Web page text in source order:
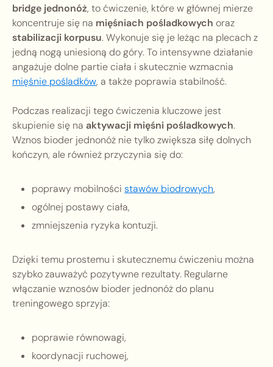
bridge jednonóż, to ćwiczenie, które w głównej mierze
koncentruje się na mięśniach pośladkowych oraz
stabilizacji korpusu. Wykonuje się je leżąc na plecach z
jedną nogą uniesioną do góry. To intensywne działanie
angażuje dolne partie ciała i skutecznie wzmacnia
mięśnie pośladków, a także poprawia stabilność.
Podczas realizacji tego ćwiczenia kluczowe jest
skupienie się na aktywacji mięśni pośladkowych.
Wznos bioder jednonóż nie tylko zwiększa siłę dolnych
kończyn, ale również przyczynia się do:
poprawy mobilności stawów biodrowych,
ogólnej postawy ciała,
zmniejszenia ryzyka kontuzji.
Dzięki temu prostemu i skutecznemu ćwiczeniu można
szybko zauważyć pozytywne rezultaty. Regularne
włączanie wznosów bioder jednonóż do planu
treningowego sprzyja:
poprawie równowagi,
koordynacji ruchowej,